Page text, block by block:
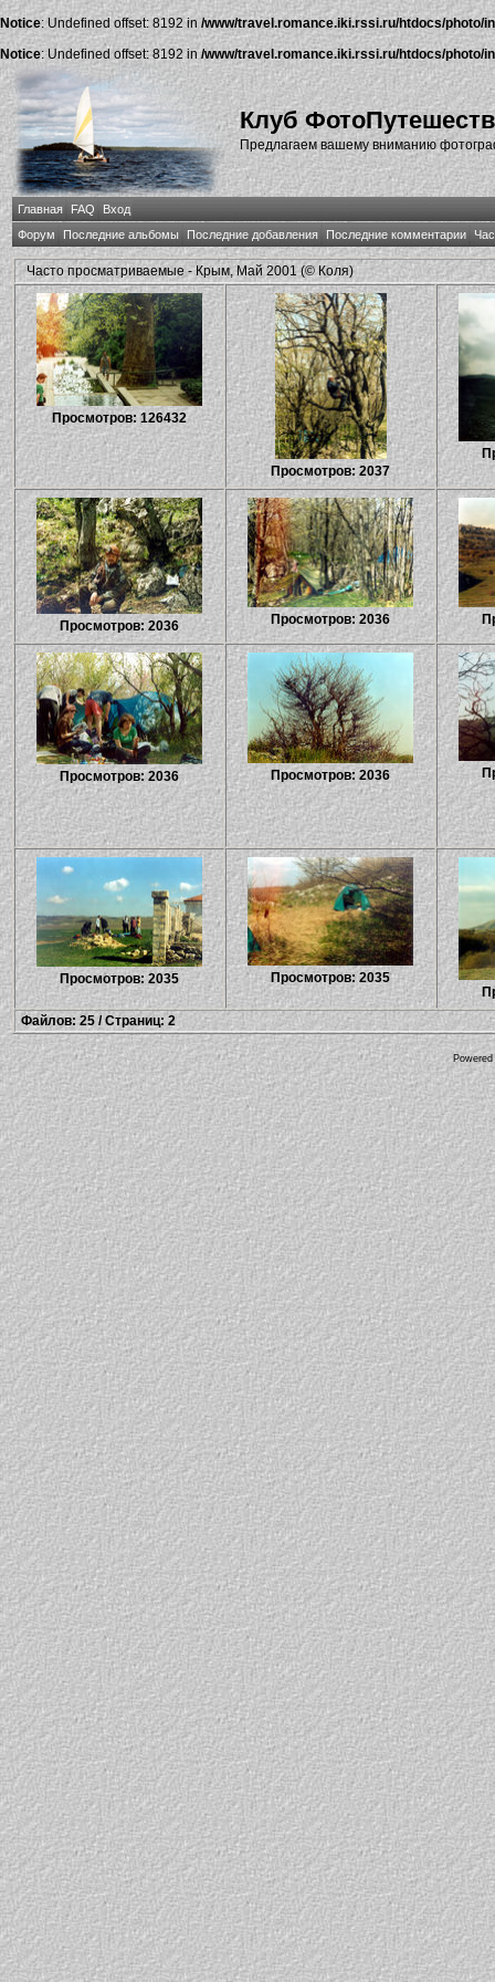
Notice: Undefined offset: 8192 in /www/travel.romance.iki.rssi.ru/htdocs/photo/
Notice: Undefined offset: 8192 in/www/travel.romance.iki.rssi.ru/htdocs/photo/
Клуб
Предлагаем вашему вниманию
Главная FAQ
Вход
Форум
Последние альбомы Последние добавления Последние комментарии
Часто просматриваемые - Крым, Май 2001 (© Коля)
Просмотров: 126432
Просмотров: 2037
Просмотров: 2036 Просмотров: 2036
Просмотров: 2036 Просмотров: 2036
Просмотров: 2035
Просмотров: 2035
Файлов: 25 / Страниц: 2